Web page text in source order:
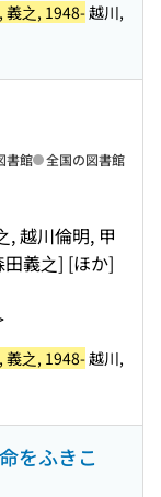
義之, 1948-越川,
, 越川倫明, 甲
義之] [ほか]
書館 全国の図書館
義之, 1948-越川,
をふきこ